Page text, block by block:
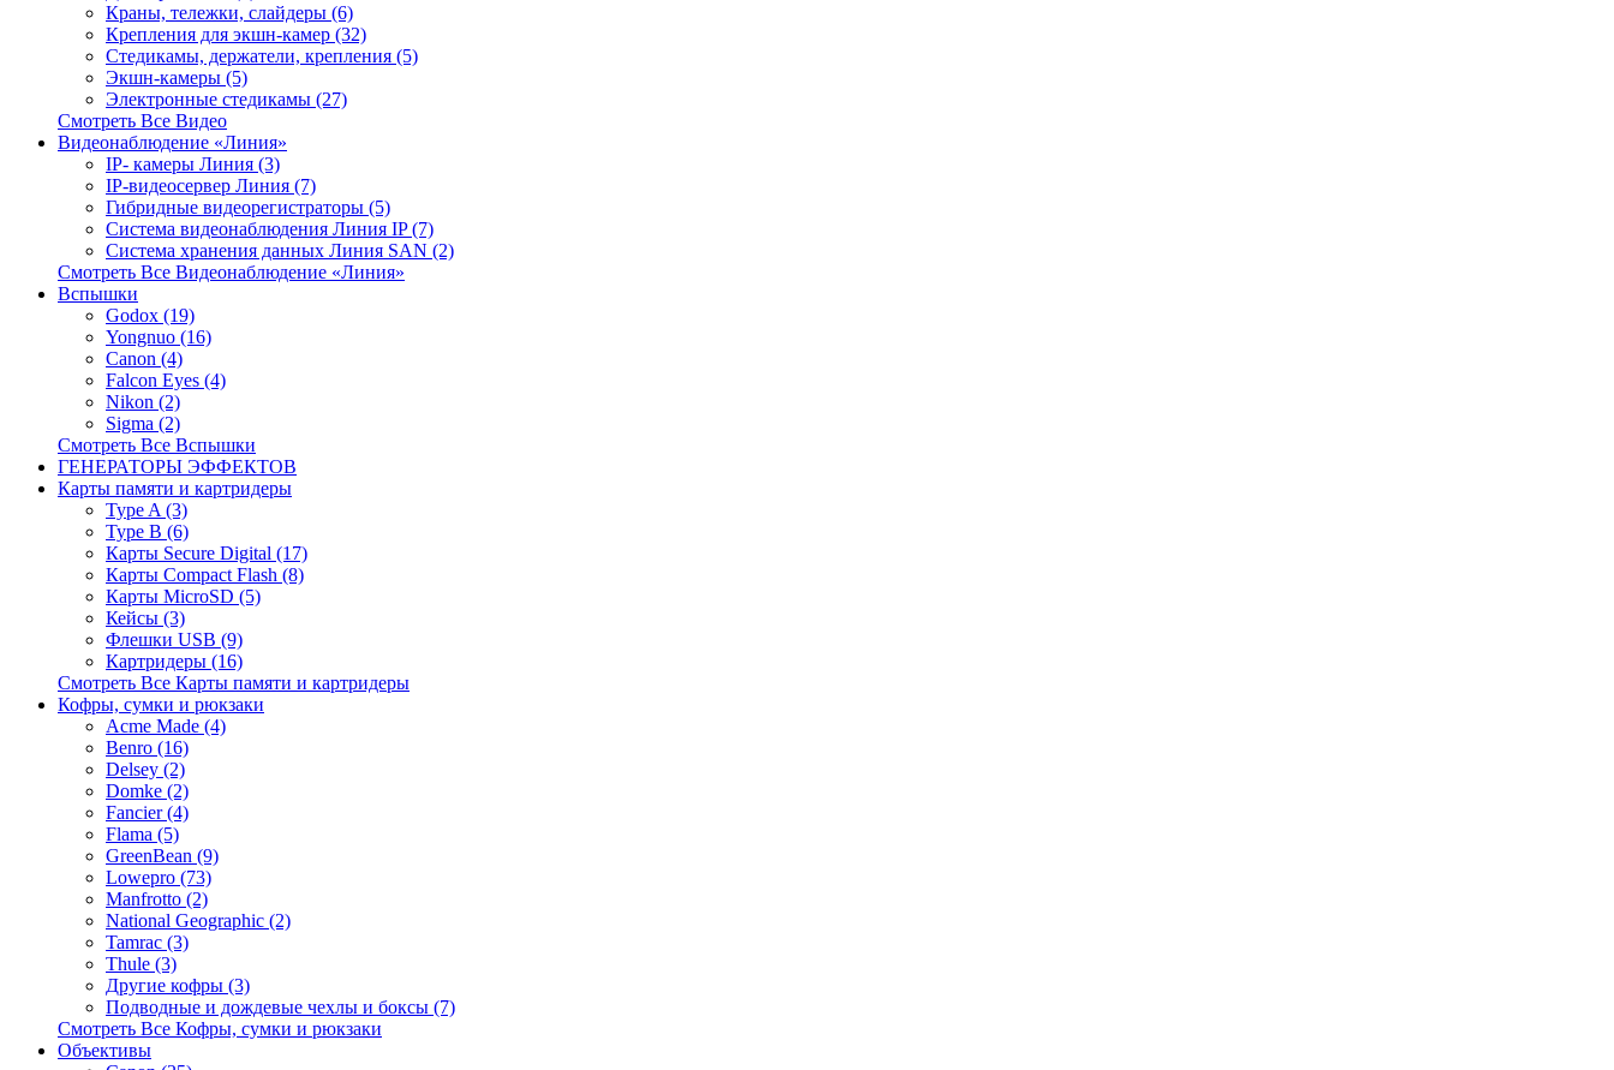
Краны, тележки, слайдеры (6)
Крепления для экшн-камер (32)
Стедикамы, держатели, крепления (5)
Экшн-камеры (5)
Электронные стедикамы (27)
Смотреть Все Видео
Видеонаблюдение «Линия»
IP- камеры Линия (3)
IP-видеосервер Линия (7)
Гибридные видеорегистраторы (5)
Система видеонаблюдения Линия IP (7)
Система хранения данных Линия SAN (2)
Смотреть Все Видеонаблюдение «Линия»
Вспышки
Godox (19)
Yongnuo (16)
Canon (4)
Falcon Eyes (4)
Nikon (2)
Sigma (2)
Смотреть Все Вспышки
ГЕНЕРАТОРЫ ЭФФЕКТОВ
Карты памяти и картридеры
Type A (3)
Type B (6)
Карты Secure Digital (17)
Карты Compact Flash (8)
Карты MicroSD (5)
Кейсы (3)
Флешки USB (9)
Картридеры (16)
Смотреть Все Карты памяти и картридеры
Кофры, сумки и рюкзаки
Acme Made (4)
Benro (16)
Delsey (2)
Domke (2)
Fancier (4)
Flama (5)
GreenBean (9)
Lowepro (73)
Manfrotto (2)
National Geographic (2)
Tamrac (3)
Thule (3)
Другие кофры (3)
Подводные и дождевые чехлы и боксы (7)
Смотреть Все Кофры, сумки и рюкзаки
Объективы